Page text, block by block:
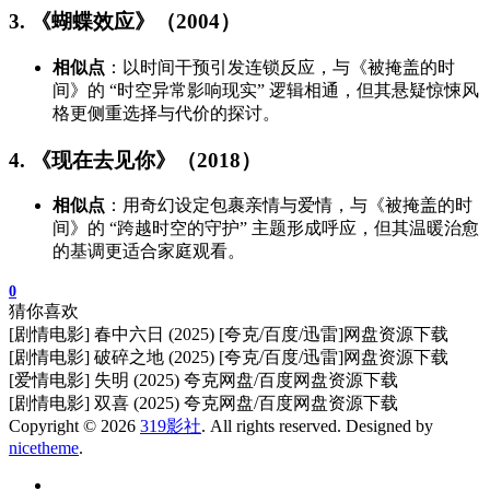
3. 《蝴蝶效应》（2004）
相似点 ：以时间干预引发连锁反应，与《被掩盖的时
间》的 “时空异常影响现实” 逻辑相通，但其悬疑惊悚风
格更侧重选择与代价的探讨。
4. 《现在去见你》（2018）
相似点 ：用奇幻设定包裹亲情与爱情，与《被掩盖的时
间》的 “跨越时空的守护” 主题形成呼应，但其温暖治愈
的基调更适合家庭观看。
0
猜你喜欢
[剧情电影] 春中六日 (2025) [夸克/百度/迅雷]网盘资源下载
[剧情电影] 破碎之地 (2025) [夸克/百度/迅雷]网盘资源下载
[爱情电影] 失明 (2025) 夸克网盘/百度网盘资源下载
[剧情电影] 双喜 (2025) 夸克网盘/百度网盘资源下载
Copyright © 2026 319影社. All rights reserved. Designed by
nicetheme.